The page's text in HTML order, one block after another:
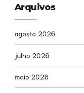
Arquivos
agosto 2026
julho 2026
maio 2026